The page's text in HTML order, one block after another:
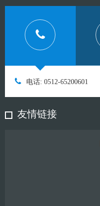
电话: 0512-65200601
友情链接